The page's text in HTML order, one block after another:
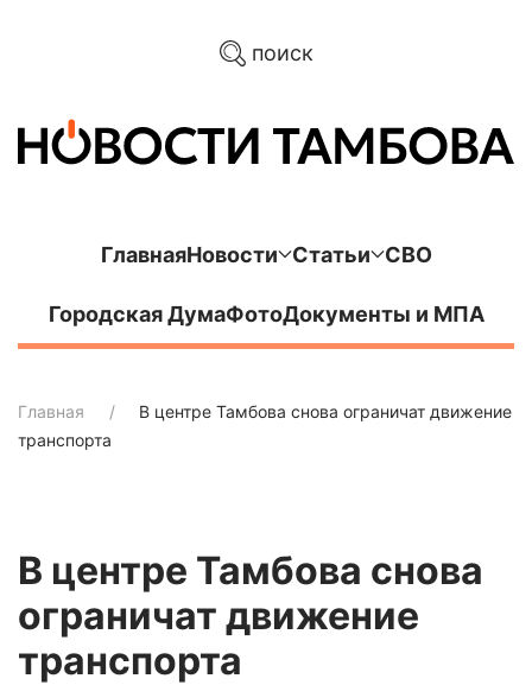
поиск
ГлавнаяНовости Статьи СВО
Городская ДумаФотоДокументы и МПА
Главная
В центре Тамбова снова ограничат движение
транспорта
В центре Тамбова снова
ограничат движение
транспорта